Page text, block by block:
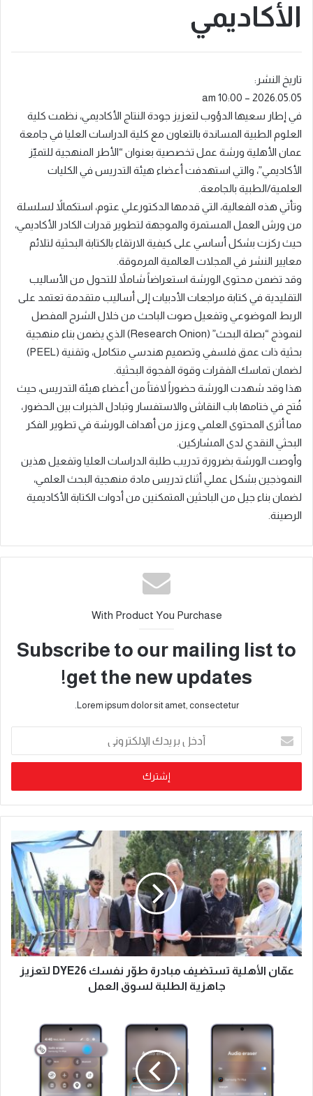
الأكاديمي
تاريخ النشر:
2026.05.05 – 10:00 am
في إطار سعيها الدؤوب لتعزيز جودة النتاج الأكاديمي، نظمت كلية
العلوم الطبية المساندة بالتعاون مع كلية الدراسات العليا في جامعة
عمان الأهلية ورشة عمل تخصصية بعنوان “الأطر المنهجية للتميّز
الأكاديمي”، والتي استهدفت أعضاء هيئة التدريس في الكليات
العلمية/الطبية بالجامعة.
وتأتي هذه الفعالية، التي قدمها الدكتورعلي عتوم، استكمالاً لسلسلة
من ورش العمل المستمرة والموجهة لتطوير قدرات الكادر الأكاديمي،
حيث ركزت بشكل أساسي على كيفية الارتقاء بالكتابة البحثية لتلائم
معايير النشر في المجلات العالمية المرموقة.
وقد تضمن محتوى الورشة استعراضاً شاملاً للتحول من الأساليب
التقليدية في كتابة مراجعات الأدبيات إلى أساليب متقدمة تعتمد على
الربط الموضوعي وتفعيل صوت الباحث من خلال الشرح المفصل
لنموذج “بصلة البحث” (Research Onion) الذي يضمن بناء منهجية
بحثية ذات عمق فلسفي وتصميم هندسي متكامل، وتقنية (PEEL)
لضمان تماسك الفقرات وقوة الفجوة البحثية.
هذا وقد شهدت الورشة حضوراً لافتاً من أعضاء هيئة التدريس، حيث
فُتح في ختامها باب النقاش والاستفسار وتبادل الخبرات بين الحضور،
مما أثرى المحتوى العلمي وعزز من أهداف الورشة في تطوير الفكر
البحثي النقدي لدى المشاركين.
وأوصت الورشة بضرورة تدريب طلبة الدراسات العليا وتفعيل هذين
النموذجين بشكل عملي أثناء تدريس مادة منهجية البحث العلمي،
لضمان بناء جيل من الباحثين المتمكنين من أدوات الكتابة الأكاديمية
الرصينة.
With Product You Purchase
Subscribe to our mailing list to
get the new updates!
Lorem ipsum dolor sit amet, consectetur.
عمّان الأهلية تستضيف مبادرة طوّر نفسك DYE26 لتعزيز
جاهزية الطلبة لسوق العمل